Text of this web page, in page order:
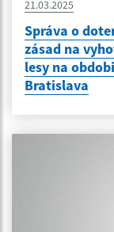
21.03.2025
Správa o
zásad na
lesy na
Bratislava